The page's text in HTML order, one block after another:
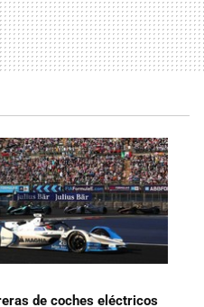
de coches eléctricos